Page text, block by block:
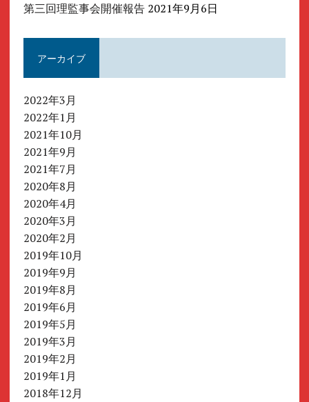
第三回理監事会開催報告 2021年9月6日
アーカイブ
2022年3月
2022年1月
2021年10月
2021年9月
2021年7月
2020年8月
2020年4月
2020年3月
2020年2月
2019年10月
2019年9月
2019年8月
2019年6月
2019年5月
2019年3月
2019年2月
2019年1月
2018年12月